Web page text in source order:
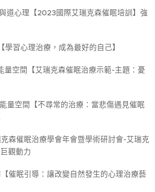
道心理【2023國際艾瑞克森催眠培訓】強
習心理治療，成為最好的自己】
量空間【艾瑞克森催眠治療示範-主題：憂
量空間【不尋常的治療：當悲傷遇見催眠
森催眠治療學會年會暨學術研討會-艾瑞克
觀動力
催眠引導：讓改變自然發生的心理治療藝